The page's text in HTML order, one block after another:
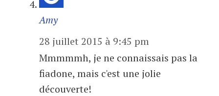
Amy
28 juillet 2015 à 9:45 pm
Mmmmmh, je ne connaissais pas la
fiadone, mais c'est une jolie
découverte!